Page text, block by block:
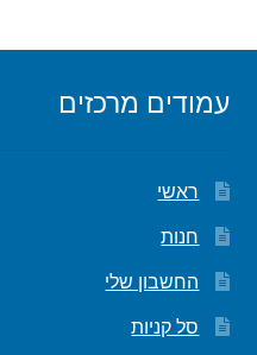
עמודים מרכזים
ראשי
חנות
החשבון שלי
סל קניות